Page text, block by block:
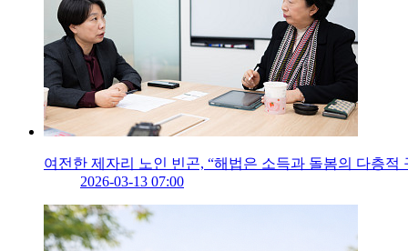
여전한 제자리 노인 빈곤, “해법은 소득과 돌봄의 다층적
2026-03-13 07:00